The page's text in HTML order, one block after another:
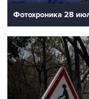
Фотохроника 28